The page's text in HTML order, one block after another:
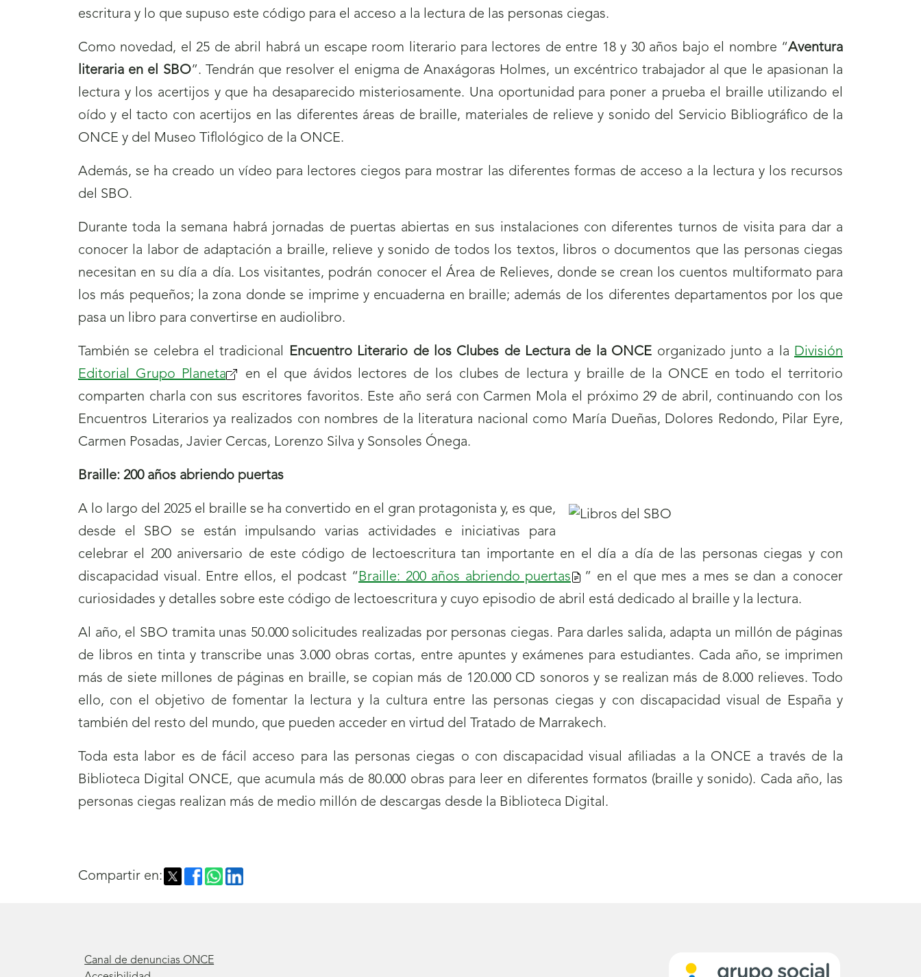
escritura y lo que supuso este código para el acceso a la lectura de las personas ciegas.
Como novedad, el 25 de abril habrá un escape room literario para lectores de entre 18 y 30 años bajo el nombre “Aventura
literaria en el SBO”. Tendrán que resolver el enigma de Anaxágoras Holmes, un excéntrico trabajador al que le apasionan la
lectura y los acertijos y que ha desaparecido misteriosamente. Una oportunidad para poner a prueba el braille utilizando el
oído y el tacto con acertijos en las diferentes áreas de braille, materiales de relieve y sonido del Servicio Bibliográfico de la
ONCE y del Museo Tiflológico de la ONCE.
Además, se ha creado un vídeo para lectores ciegos para mostrar las diferentes formas de acceso a la lectura y los recursos
del SBO.
Durante toda la semana habrá jornadas de puertas abiertas en sus instalaciones con diferentes turnos de visita para dar a
conocer la labor de adaptación a braille, relieve y sonido de todos los textos, libros o documentos que las personas ciegas
necesitan en su día a día. Los visitantes, podrán conocer el Área de Relieves, donde se crean los cuentos multiformato para
los más pequeños; la zona donde se imprime y encuaderna en braille; además de los diferentes departamentos por los que
pasa un libro para convertirse en audiolibro.
También se celebra el tradicional Encuentro Literario de los Clubes de Lectura de la ONCE organizado junto a la División
Editorial Grupo Planeta(se
abrirá
nueva
ventana)
en el que ávidos lectores de los clubes de lectura y braille de la ONCE en todo el territorio
comparten charla con sus escritores favoritos. Este año será con Carmen Mola el próximo 29 de abril, continuando con los
Encuentros Literarios ya realizados con nombres de la literatura nacional como María Dueñas, Dolores Redondo, Pilar Eyre,
Carmen Posadas, Javier Cercas, Lorenzo Silva y Sonsoles Ónega.
Braille: 200 años abriendo puertas
A lo largo del 2025 el braille se ha convertido en el gran protagonista y, es que,
desde el SBO se están impulsando varias actividades e iniciativas para
celebrar el 200 aniversario de este código de lectoescritura tan importante en el día a día de las personas ciegas y con
discapacidad visual. Entre ellos, el podcast “ Braille: 200 años abriendo puertas(se
abrirá
” en el que mes a mes se dan a conocer
curiosidades y detalles sobre este código de lectoescritura y cuyo episodio de abril está dedicado al braille y la lectura.
Al año, el SBO tramita unas 50.000 solicitudes realizadas por personas ciegas. Para darles salida, adapta un millón de páginas
de libros en tinta y transcribe unas 3.000 obras cortas, entre apuntes y exámenes para estudiantes. Cada año, se imprimen
más de siete millones de páginas en braille, se copian más de 120.000 CD sonoros y se realizan más de 8.000 relieves. Todo
ello, con el objetivo de fomentar la lectura y la cultura entre las personas ciegas y con discapacidad visual de España y
también del resto del mundo, que pueden acceder en virtud del Tratado de Marrakech.
Toda esta labor es de fácil acceso para las personas ciegas o con discapacidad visual afiliadas a la ONCE a través de la
Biblioteca Digital ONCE, que acumula más de 80.000 obras para leer en diferentes formatos (braille y sonido). Cada año, las
personas ciegas realizan más de medio millón de descargas desde la Biblioteca Digital.
Compartir en:
Canal de denuncias ONCE